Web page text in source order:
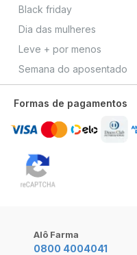
Black friday
Dia das mulheres
Leve + por menos
Semana do aposentado
Formas de pagamentos
Alô Farma
0800 4004041